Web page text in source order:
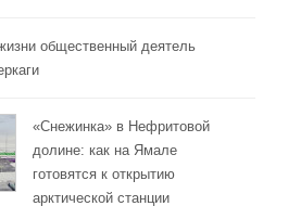
общественный деятель
«Снежинка» в Нефритовой
долине: как на Ямале
готовятся к открытию
арктической станции